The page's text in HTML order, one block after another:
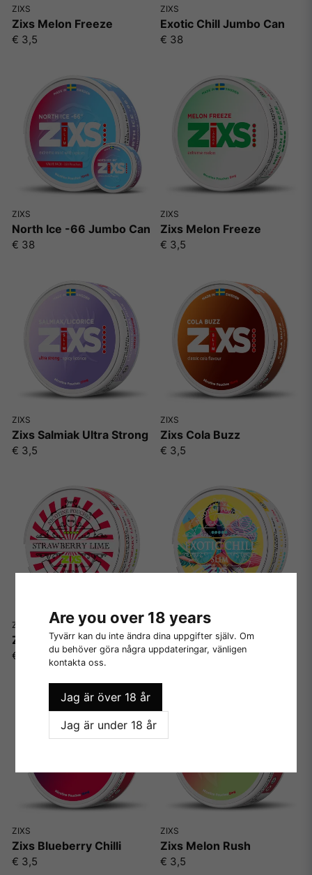
ZIXS
Zixs Melon Freeze
€ 3,5
ZIXS
Exotic Chill Jumbo Can
€ 38
ZIXS
North Ice -66 Jumbo Can
€ 38
ZIXS
Zixs Melon Freeze
€ 3,5
ZIXS
Zixs Salmiak Ultra Strong
€ 3,5
ZIXS
Zixs Cola Buzz
€ 3,5
ZIXS
Zixs Strawberry Lime
€ 3,5
ZIXS
Zixs Exotic Chill
€ 3,5
ZIXS
Zixs Blueberry Chilli
€ 3,5
ZIXS
Zixs Melon Rush
€ 3,5
Are you over 18 years
Tyvärr kan du inte ändra dina uppgifter själv. Om
du behöver göra några uppdateringar, vänligen
kontakta oss.
Jag är över 18 år
Jag är under 18 år